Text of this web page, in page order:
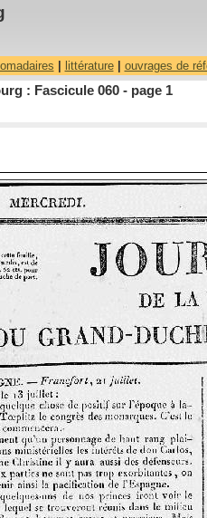
littérature| ouvrages de
: Fascicule 060 - page 1